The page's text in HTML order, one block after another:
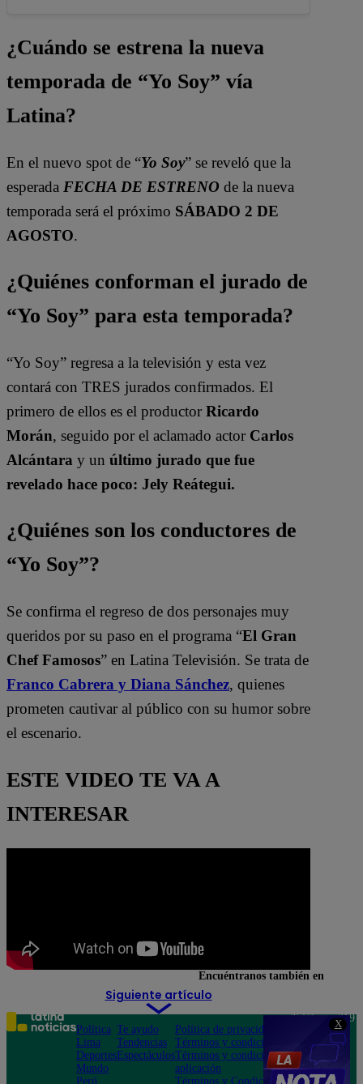
X
¿Cuándo se estrena la nueva
temporada de “Yo Soy” vía
Latina?
En el nuevo spot de “Yo Soy” se reveló que la
esperada FECHA DE ESTRENO de la nueva
temporada será el próximo SÁBADO 2 DE
AGOSTO.
¿Quiénes conforman el jurado de
“Yo Soy” para esta temporada?
“Yo Soy” regresa a la televisión y esta vez
contará con TRES jurados confirmados. El
primero de ellos es el productor Ricardo
Morán, seguido por el aclamado actor Carlos
Alcántara y un último jurado que fue
revelado hace poco: Jely Reátegui.
¿Quiénes son los conductores de
“Yo Soy”?
Se confirma el regreso de dos personajes muy
queridos por su paso en el programa “El Gran
Chef Famosos” en Latina Televisión. Se trata de
Franco Cabrera y Diana Sánchez, quienes
prometen cautivar al público con su humor sobre
el escenario.
ESTE VIDEO TE VA A
INTERESAR
Siguiente artículo
Encuéntranos también en
Política
Lima
Deportes
Mundo
Perú
Te ayudo
Tendencias
Espectáculos
Política de privacidad
Términos y condiciones
Términos y condiciones
aplicación
Términos y Condiciones
Teléfono: 219
Av. San
Felipe 968
Jesús María